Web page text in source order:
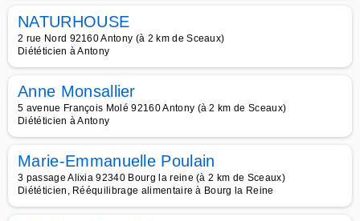
NATURHOUSE
2 rue Nord 92160 Antony (à 2 km de Sceaux)
Diététicien à Antony
Anne Monsallier
5 avenue François Molé 92160 Antony (à 2 km de Sceaux)
Diététicien à Antony
Marie-Emmanuelle Poulain
3 passage Alixia 92340 Bourg la reine (à 2 km de Sceaux)
Diététicien, Rééquilibrage alimentaire à Bourg la Reine